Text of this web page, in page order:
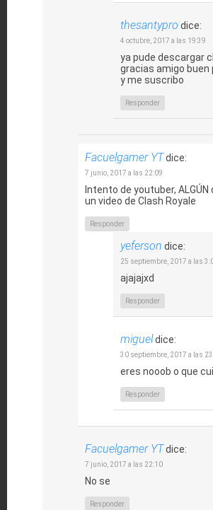
thesantypro dice:
4 octubre, 2017 a las 19:39
ya pude descargar
gracias amigo buen
y me suscribo
Responder
Facuelgamer YTdice:
7 junio, 2017 a las 22:09
Intento de youtuber, ALGÚN
un video de Clash Royale
Responder
yeferson dice:
25 septiembre, 2017 a las
ajajajxd
Responder
migueldice:
30 septiembre, 2017 a las
eres nooob o que
Responder
Facuelgamer YTdice:
7 junio, 2017 a las 22:10
No se
Responder